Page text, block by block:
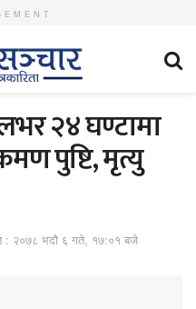
२४ घण्टामा
पुष्टि, मृत्यु
: २०७८ भदौ ६ गते, १७:०१ बजे